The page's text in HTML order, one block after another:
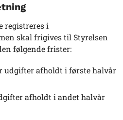
registreres i
skal frigives til Styrelsen
følgende frister:
udgifter afholdt i første halvår
afholdt i andet halvår